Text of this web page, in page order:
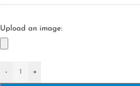
Upload an image:
- +